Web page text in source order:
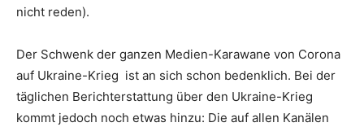
nicht reden).
Der Schwenk der ganzen Medien-Karawane von Corona
auf Ukraine-Krieg ist an sich schon bedenklich. Bei der
täglichen Berichterstattung über den Ukraine-Krieg
kommt jedoch noch etwas hinzu: Die auf allen Kanälen